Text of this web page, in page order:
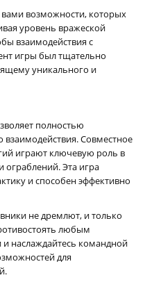
вами возможности, которых
уровень вражеской
взаимодействия с
игры был тщательно
уникального и
полностью
взаимодействия. Совместное
играют ключевую роль в
Эта игра
и способен эффективно
не дремлют, и только
любым
наслаждайтесь командной
для